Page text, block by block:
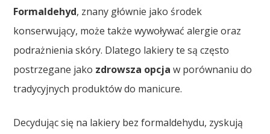
Formaldehyd, znany głównie jako środek
konserwujący, może także wywoływać alergie oraz
podrażnienia skóry. Dlatego lakiery te są często
postrzegane jako zdrowsza opcja w porównaniu do
tradycyjnych produktów do manicure.
Decydując się na lakiery bez formaldehydu, zyskują